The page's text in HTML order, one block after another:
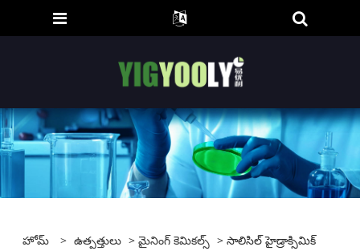
హోమ్ > ఉత్పత్తులు >మైనింగ్ కెమికల్స్ > సాలిసిల్ హైడ్రాక్సిమిక్